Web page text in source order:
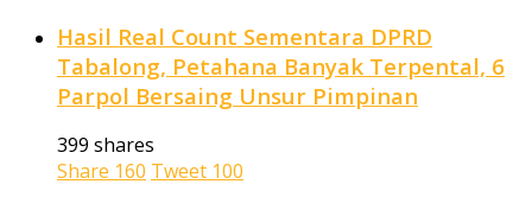
Hasil Real Count Sementara DPRD
Tabalong, Petahana Banyak Terpental, 6
Parpol Bersaing Unsur Pimpinan
399 shares
Share 160 Tweet 100